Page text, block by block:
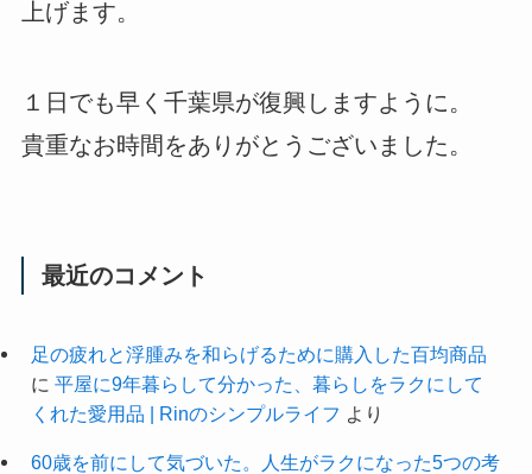
上げます。
１日でも早く千葉県が復興しますように。
貴重なお時間をありがとうございました。
最近のコメント
足の疲れと浮腫みを和らげるために購入した百均商品
に 平屋に9年暮らして分かった、暮らしをラクにして
くれた愛用品 | Rinのシンプルライフ より
60歳を前にして気づいた。人生がラクになった5つの考